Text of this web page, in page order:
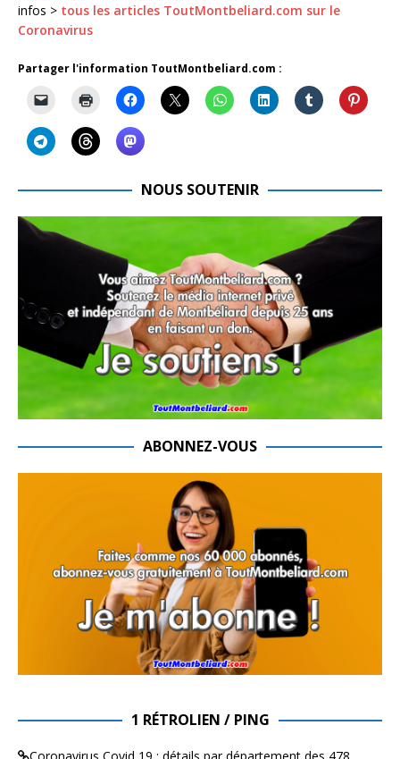
infos > tous les articles ToutMontbeliard.com sur le
Coronavirus
Partager l'information ToutMontbeliard.com :
NOUS SOUTENIR
ABONNEZ-VOUS
1 RÉTROLIEN / PING